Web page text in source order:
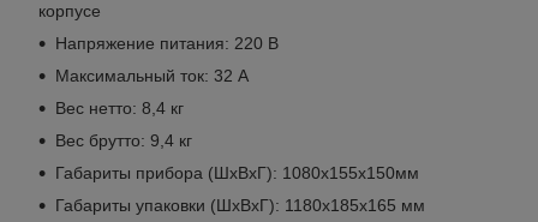
корпусе
Напряжение питания: 220 В
Максимальный ток: 32 А
Вес нетто: 8,4 кг
Вес брутто: 9,4 кг
Габариты прибора (ШхВхГ): 1080x155x150мм
Габариты упаковки (ШхВхГ): 1180х185х165 мм